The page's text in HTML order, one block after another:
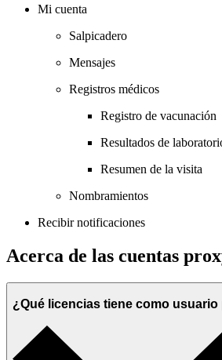
Mi cuenta
Salpicadero
Mensajes
Registros médicos
Registro de vacunación
Resultados de
Resumen de la visita
Nombramientos
Recibir notificaciones
Acerca de las cuentas
¿Qué licencias tiene como usuario